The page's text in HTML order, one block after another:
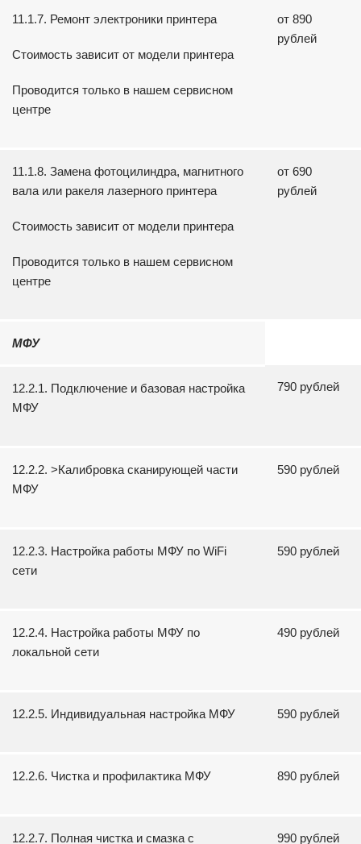
11.1.7. Ремонт электроники принтера
Стоимость зависит от модели принтера
Проводится только в нашем сервисном
центре
от 890
рублей
11.1.8. Замена фотоцилиндра, магнитного
вала или ракеля лазерного принтера
Стоимость зависит от модели принтера
Проводится только в нашем сервисном
центре
от 690
рублей
МФУ
12.2.1. Подключение и базовая настройка
МФУ
790 рублей
12.2.2. >Калибровка сканирующей части
МФУ
590 рублей
12.2.3. Настройка работы МФУ по WiFi
сети
590 рублей
12.2.4. Настройка работы МФУ по
локальной сети
490 рублей
12.2.5. Индивидуальная настройка МФУ 590 рублей
12.2.6. Чистка и профилактика МФУ 890 рублей
12.2.7. Полная чистка и смазка с
990 рублей